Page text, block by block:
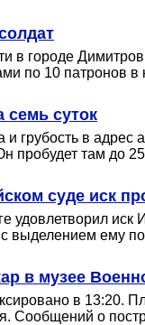
в городе
по 10 патронов
семь суток
грубость в
пробудет там до
суде иск
удовлетворил
выделением ему
в музее
в 13:20.
Сообщений о